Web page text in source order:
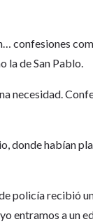
confesiones
la de San Pablo.
necesidad.
donde habían
policía recibió
entramos a un